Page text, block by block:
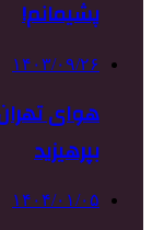
پشیمانم!
۱۴۰۳/۰۹/۲۶
هوای
بپرهیزید
۱۴۰۴/۰۱/۰۵